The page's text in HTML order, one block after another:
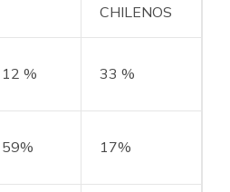
CHILENOS
12 % 33 %
59% 17%